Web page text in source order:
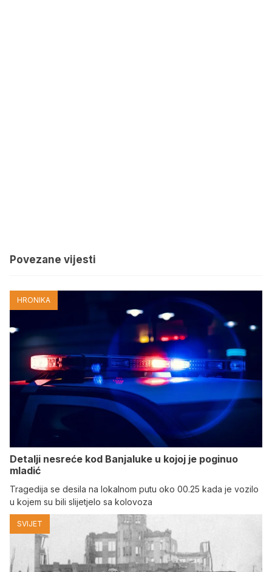
Povezane vijesti
HRONIKA
Detalji nesreće kod Banjaluke u kojoj je poginuo
mladić
Tragedija se desila na lokalnom putu oko 00.25 kada je vozilo
u kojem su bili slijetjelo sa kolovoza
SVIJET